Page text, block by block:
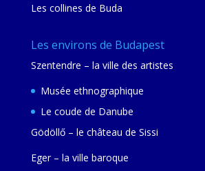
Les collines de Buda
Les environs de Budapest
Szentendre – la ville des artistes
Musée ethnographique
Le coude de Danube
Gödöllő – le château de Sissi
Eger – la ville baroque